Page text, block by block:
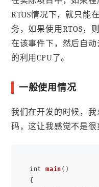
RTOS情况下，就只能
务，如果使用RTOS，
在该事件下，然后自
的利用CPU了。
一般使用情况
我们在开发的时候，
码，这让我感觉不是很
int main ()
{